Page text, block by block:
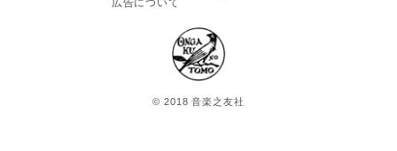
広告について
© 2018 音楽之友社